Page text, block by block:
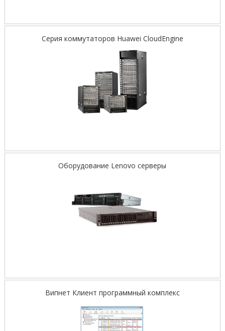
Серия коммутаторов Huawei CloudEngine
Оборудование Lenovo серверы
Випнет Клиент программный комплекс